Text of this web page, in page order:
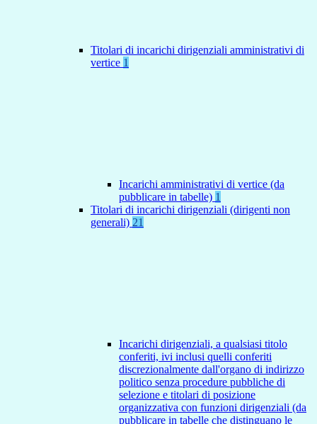
Titolari di incarichi dirigenziali amministrativi di
vertice 1
Incarichi amministrativi di vertice (da
pubblicare in tabelle) 1
Titolari di incarichi dirigenziali (dirigenti non
generali) 21
Incarichi dirigenziali, a qualsiasi titolo
conferiti, ivi inclusi quelli conferiti
discrezionalmente dall'organo di indirizzo
politico senza procedure pubbliche di
selezione e titolari di posizione
organizzativa con funzioni dirigenziali (da
pubblicare in tabelle che distinguano le